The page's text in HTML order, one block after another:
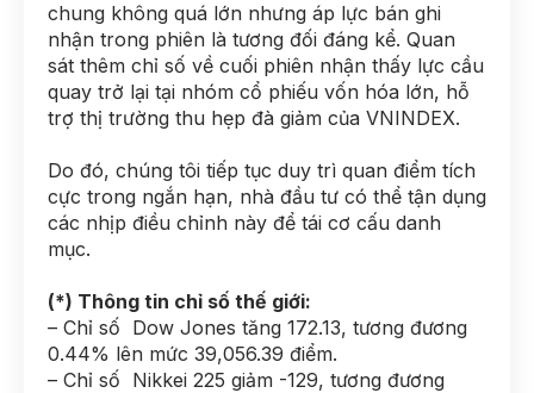
chung không quá lớn nhưng áp lực bán ghi
nhận trong phiên là tương đối đáng kể. Quan
sát thêm chỉ số về cuối phiên nhận thấy lực cầu
quay trở lại tại nhóm cổ phiếu vốn hóa lớn, hỗ
trợ thị trường thu hẹp đà giảm của VNINDEX.
Do đó, chúng tôi tiếp tục duy trì quan điểm tích
cực trong ngắn hạn, nhà đầu tư có thể tận dụng
các nhịp điều chỉnh này để tái cơ cấu danh
mục.
(*) Thông tin chỉ số thế giới:
– Chỉ số Dow Jones tăng 172.13, tương đương
0.44% lên mức 39,056.39 điểm.
– Chỉ số Nikkei 225 giảm -129, tương đương